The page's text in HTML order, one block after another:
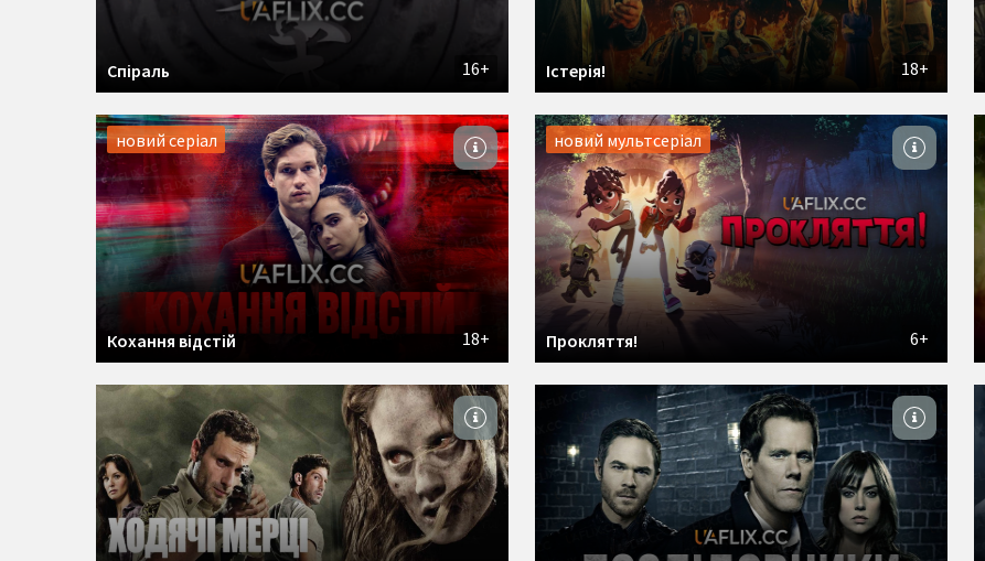
16+
Спіраль 18+
Істерія!
новий серіал
18+
Кохання відстій
новий мультсеріал
6+
Прокляття!